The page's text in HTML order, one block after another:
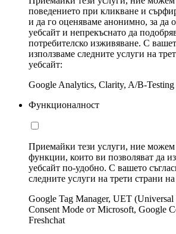
поведението при кликване и
и да го оценяваме анонимно, за да
уебсайт и непрекъснато да
потребителско изживяване. С
използваме следните услуги на
уебсайт:
Google Analytics, Clarity, A/B-Testing
Функционалност
Приемайки тези услуги, ние
функции, които ви позволяват да
уебсайт по-удобно. С вашето
следните услуги на трети страни
Google Tag Manager, UET
Consent Mode от Microsoft, Google
Freshchat